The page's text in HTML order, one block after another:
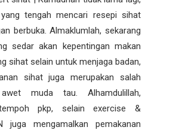
tengah mencari resepi sihat
berbuka. Almaklumlah, sekarang
sedar akan kepentingan makan
sihat selain untuk menjaga badan,
sihat juga merupakan salah
muda tau. Alhamdulillah,
pkp, selain exercise &
juga mengamalkan pemakanan